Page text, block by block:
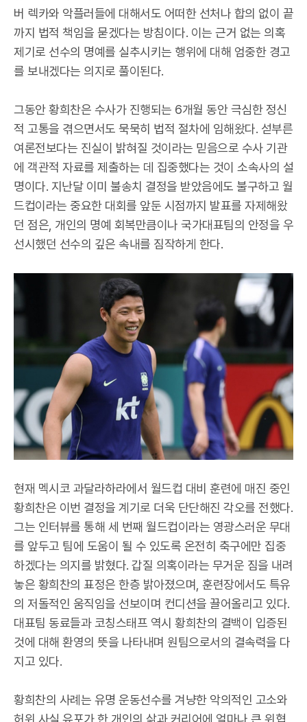
버 렉카와 악플러들에 대해서도 어떠한 선처나 합의 없이 끝
까지 법적 책임을 묻겠다는 방침이다. 이는 근거 없는 의혹
제기로 선수의 명예를 실추시키는 행위에 대해 엄중한 경고
를 보내겠다는 의지로 풀이된다.
그동안 황희찬은 수사가 진행되는 6개월 동안 극심한 정신
적 고통을 겪으면서도 묵묵히 법적 절차에 임해왔다. 섣부른
여론전보다는 진실이 밝혀질 것이라는 믿음으로 수사 기관
에 객관적 자료를 제출하는 데 집중했다는 것이 소속사의 설
명이다. 지난달 이미 불송치 결정을 받았음에도 불구하고 월
드컵이라는 중요한 대회를 앞둔 시점까지 발표를 자제해왔
던 점은, 개인의 명예 회복만큼이나 국가대표팀의 안정을 우
선시했던 선수의 깊은 속내를 짐작하게 한다.
현재 멕시코 과달라하라에서 월드컵 대비 훈련에 매진 중인
황희찬은 이번 결정을 계기로 더욱 단단해진 각오를 전했다.
그는 인터뷰를 통해 세 번째 월드컵이라는 영광스러운 무대
를 앞두고 팀에 도움이 될 수 있도록 온전히 축구에만 집중
하겠다는 의지를 밝혔다. 갑질 의혹이라는 무거운 짐을 내려
놓은 황희찬의 표정은 한층 밝아졌으며, 훈련장에서도 특유
의 저돌적인 움직임을 선보이며 컨디션을 끌어올리고 있다.
대표팀 동료들과 코칭스태프 역시 황희찬의 결백이 입증된
것에 대해 환영의 뜻을 나타내며 원팀으로서의 결속력을 다
지고 있다.
황희찬의 사례는 유명 운동선수를 겨냥한 악의적인 고소와
허위 사실 유포가 한 개인의 삶과 커리어에 얼마나 큰 위협